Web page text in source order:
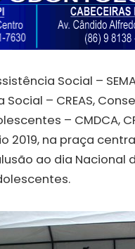
Social –
– CREAS,
– CMDCA,
2019, na praça
ao dia